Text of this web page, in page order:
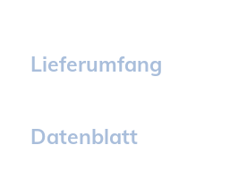
Lieferumfang
Datenblatt